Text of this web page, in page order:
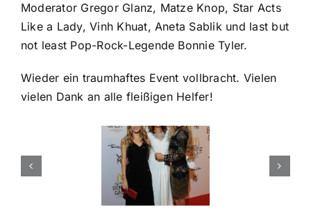
Moderator Gregor Glanz, Matze Knop, Star Acts
Like a Lady, Vinh Khuat, Aneta Sablik und last but
not least Pop-Rock-Legende Bonnie Tyler.
Wieder ein traumhaftes Event vollbracht. Vielen
vielen Dank an alle fleißigen Helfer!